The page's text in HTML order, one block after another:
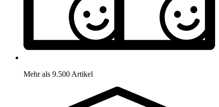
Mehr als 9.500 Artikel